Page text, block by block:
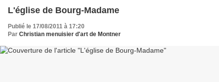
L'église de Bourg-Madame
Publié le 17/08/2011 à 17:20
Par Christian menuisier d'art de Montner